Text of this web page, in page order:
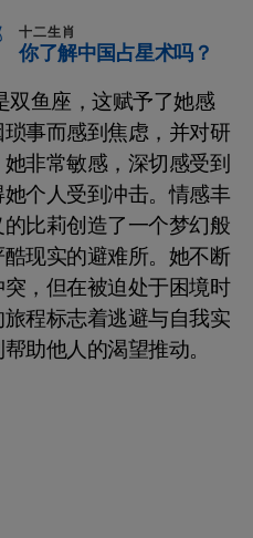
十二生肖
你了解中国占星术吗？
双鱼座，这赋予了她感
事而感到焦虑，并对研
非常敏感，深切感受到
个人受到冲击。情感丰
比莉创造了一个梦幻般
现实的避难所。她不断
，但在被迫处于困境时
程标志着逃避与自我实
助他人的渴望推动。